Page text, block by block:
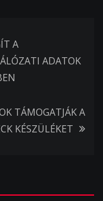
A
ADATOK
TÁMOGATJÁK A
KÉSZÜLÉKET